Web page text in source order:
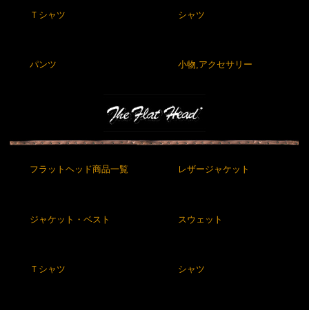
Ｔシャツ シャツ
パンツ 小物,アクセサリー
フラットヘッド商品一覧 レザージャケット
ジャケット・ベスト スウェット
Ｔシャツ シャツ